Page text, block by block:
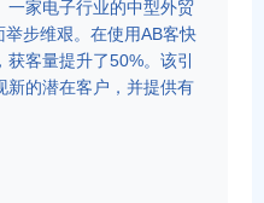
一家电子行业的中型外贸
步维艰。在使用AB客快
客量提升了50%。该引
新的潜在客户，并提供有